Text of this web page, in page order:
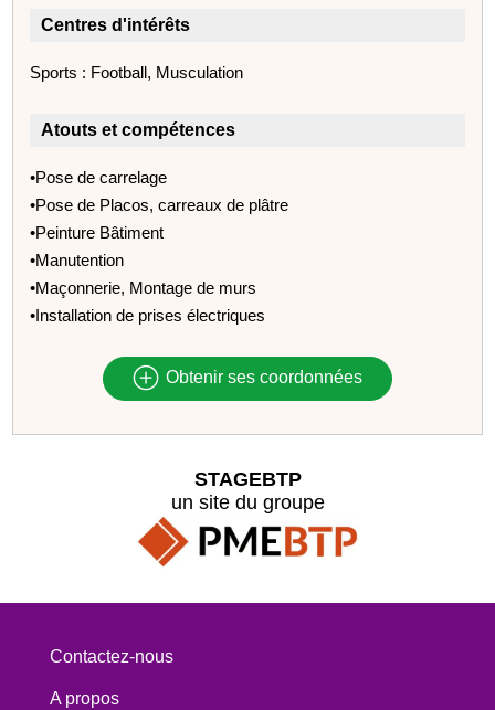
Centres d'intérêts
Sports : Football, Musculation
Atouts et compétences
•Pose de carrelage
•Pose de Placos, carreaux de plâtre
•Peinture Bâtiment
•Manutention
•Maçonnerie, Montage de murs
•Installation de prises électriques
Obtenir ses coordonnées
STAGEBTP
un site du groupe
Contactez-nous
A propos